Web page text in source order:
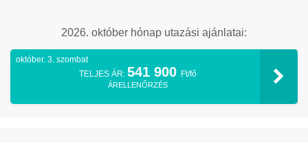
2026. október hónap utazási ajánlatai:
október. 3. szombat
TELJES ÁR: 541 900 Ft/fő
ÁRELLENŐRZÉS